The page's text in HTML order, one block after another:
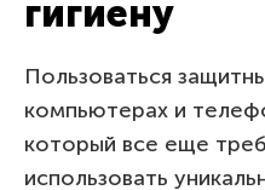
гигиену
Пользоваться
компьютерах и
который все еще
использовать